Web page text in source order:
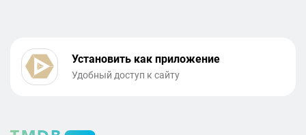
Установить как приложение
Удобный доступ к сайту